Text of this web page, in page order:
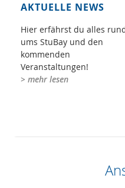
AKTUELLE NEWS
Hier erfährst du alles
ums StuBay und den
kommenden
Veranstaltungen!
> mehr lesen